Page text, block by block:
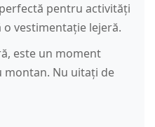
pentru activități
o vestimentație lejeră.
este un moment
montan. Nu uitați de